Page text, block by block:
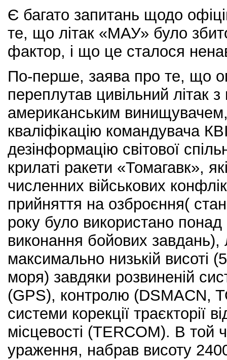
Є багато запитань щодо
те, що літак «МАУ» було
фактор, і що це сталося
По-перше, заява про те, що
переплутав цивільний літак
американським винищувачем,
кваліфікацію командувача
дезінформацію світової
крилаті ракети «Томагавк»,
численних військових
прийняття на озброєння(
року було використано
виконання бойових
максимально низькій висоті
моря) завдяки розвиненій
(GPS), контролю (DSMACN,
системи корекції траєкторії
місцевості (TERCOM). В той
ураження, набрав висоту